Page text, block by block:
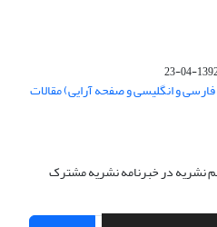
1392-
و انگلیسی و صفحه آرایی) مقالات
نشریه در خبرنامه نشریه مشترک